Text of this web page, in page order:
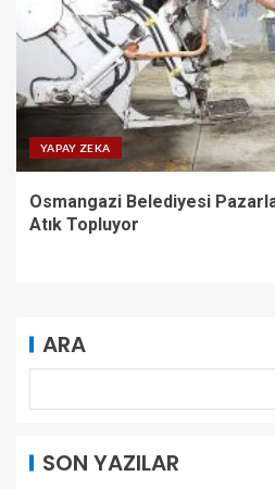
YAPAY ZEKA
Osmangazi Belediyesi
Atık Topluyor
ARA
SON YAZILAR